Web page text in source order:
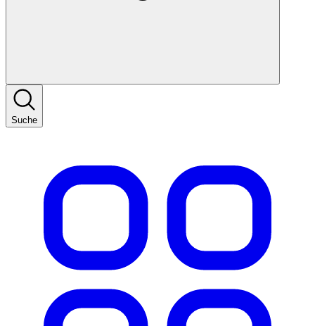
Suche